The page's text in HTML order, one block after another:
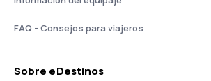
FAQ - Consejos para viajeros
Sobre eDestinos